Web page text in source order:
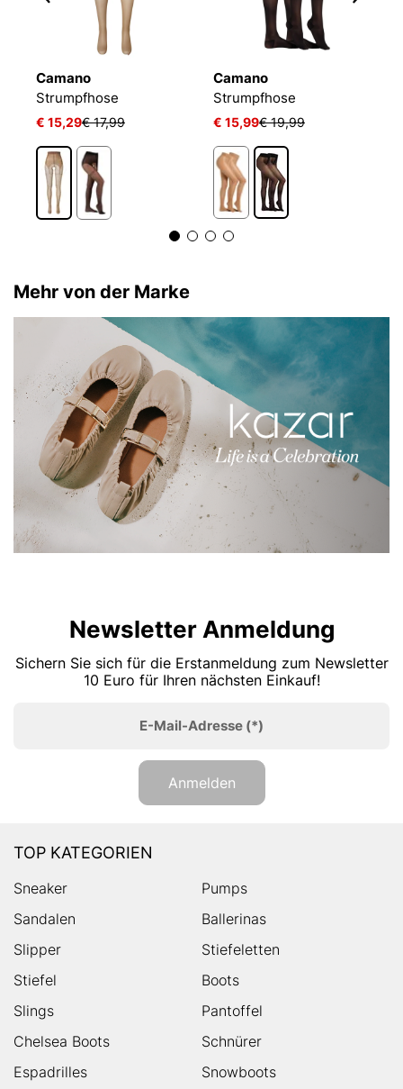
Camano
Strumpfhose
€ 15,29€ 17,99
Camano
Strumpfhose
€ 15,99€ 19,99
Mehr von der Marke
Newsletter Anmeldung
Sichern Sie sich für die Erstanmeldung zum Newsletter
10 Euro für Ihren nächsten Einkauf!
E-Mail-Adresse (*)
Anmelden
TOP KATEGORIEN
Sneaker
Pumps
Sandalen
Ballerinas
Slipper
Stiefeletten
Stiefel
Boots
Slings
Pantoffel
Chelsea Boots
Schnürer
Espadrilles
Snowboots